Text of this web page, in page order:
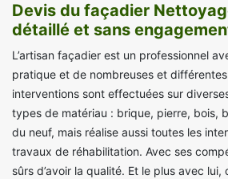
Devis du façadier
détaillé et sans
L’artisan façadier est un professionnel
pratique et de nombreuses et
interventions sont effectuées sur
types de matériau : brique, pierre, bois,
du neuf, mais réalise aussi toutes les
travaux de réhabilitation. Avec ses
sûrs d’avoir la qualité. Et le plus avec lui,